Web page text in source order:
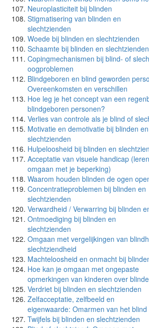
Neuroplasticiteit bij blinden
Stigmatisering van blinden en
slechtzienden
Woede bij blinden en slechtzienden
Schaamte bij blinden en slechtzienden
Copingmechanismen bij blind- of
oogproblemen
Blindgeboren en blind geworden
Overeenkomsten en verschillen
Hoe leg je het concept van een
blindgeboren personen?
Verlies van controle als je blind of
Motivatie en demotivatie bij blinden en
slechtzienden
Hulpeloosheid bij blinden en
Acceptatie van visuele handicap (leren
omgaan met je beperking)
Waarom houden blinden de ogen
Concentratieproblemen bij blinden en
slechtzienden
Verwardheid / Verwarring bij blinden
Ontmoediging bij blinden en
slechtzienden
Omgaan met vergelijkingen van
slechtziendheid
Machteloosheid en onmacht bij
Hoe kan je omgaan met ongepaste
opmerkingen van kinderen over
Verdriet bij blinden en slechtzienden
Zelfacceptatie, zelfbeeld en
eigenwaarde: Omarmen van het
Twijfels bij blinden en slechtzienden